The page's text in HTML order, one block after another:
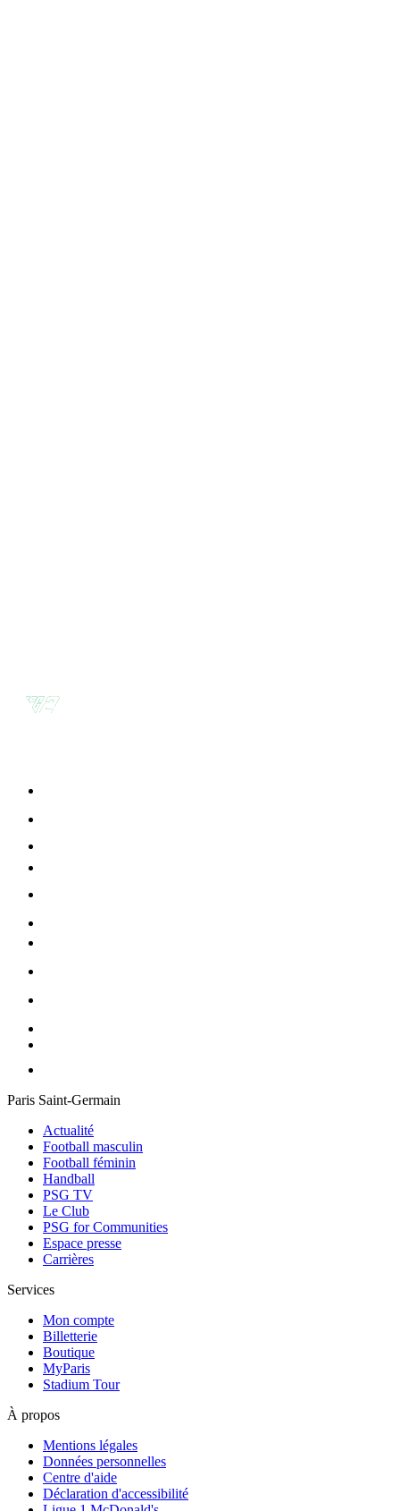
Paris Saint-Germain
Actualité
Football masculin
Football féminin
Handball
PSG TV
Le Club
PSG for Communities
Espace presse
Carrières
Services
Mon compte
Billetterie
Boutique
MyParis
Stadium Tour
À propos
Mentions légales
Données personnelles
Centre d'aide
Déclaration d'accessibilité